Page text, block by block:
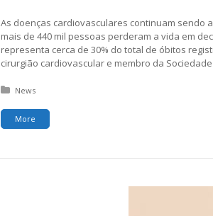
As doenças cardiovasculares continuam sendo
mais de 440 mil pessoas perderam a vida em
representa cerca de 30% do total de óbitos
cirurgião cardiovascular e membro da
Posted in:
News
More